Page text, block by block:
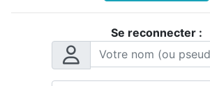
Se reconnecter :